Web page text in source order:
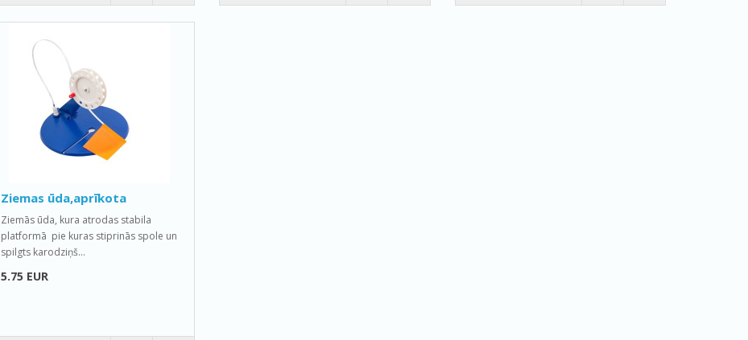
Ziemas ūda,aprīkota
Ziemās ūda, kura atrodas stabila
platformā pie kuras stiprinās spole un
spilgts karodziņš...
5.75 EUR